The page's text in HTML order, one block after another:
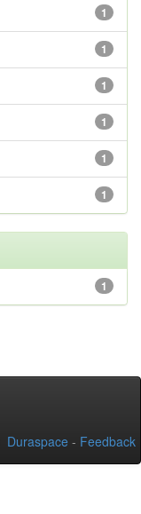
1
1
1
1
1
1
1
Duraspace - Feedback